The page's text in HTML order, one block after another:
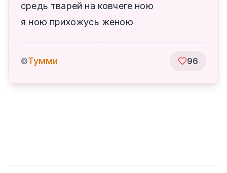
средь тварей на ковчеге ною
я ною прихожусь женою
©Тумми 96